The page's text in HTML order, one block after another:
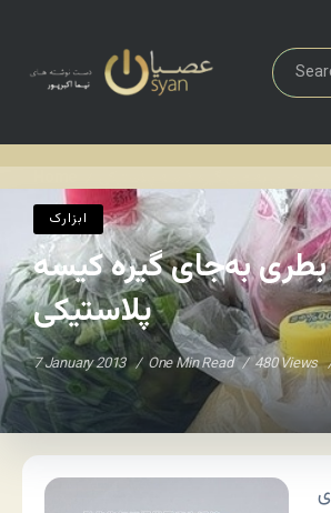
ابزارک
به‌جای گیره کیسه
پلاستیکی
7 January 2013 One Min Read 480 Views